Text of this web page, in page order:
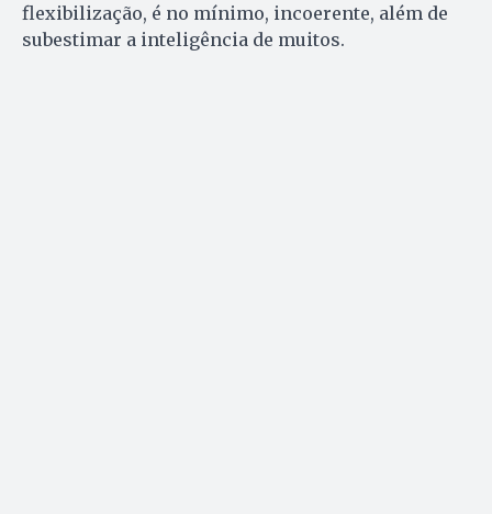
flexibilização, é no mínimo, incoerente, além de
subestimar a inteligência de muitos.